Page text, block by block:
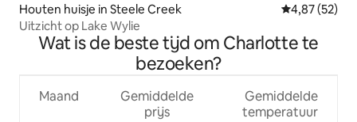
Houten huisje in Steele Creek Gemiddelde
4,87 (52)
Uitzicht op Lake Wylie
Wat is de beste tijd om Charlotte te
bezoeken?
Maand
Gemiddelde
prijs
Gemiddelde
temperatuur